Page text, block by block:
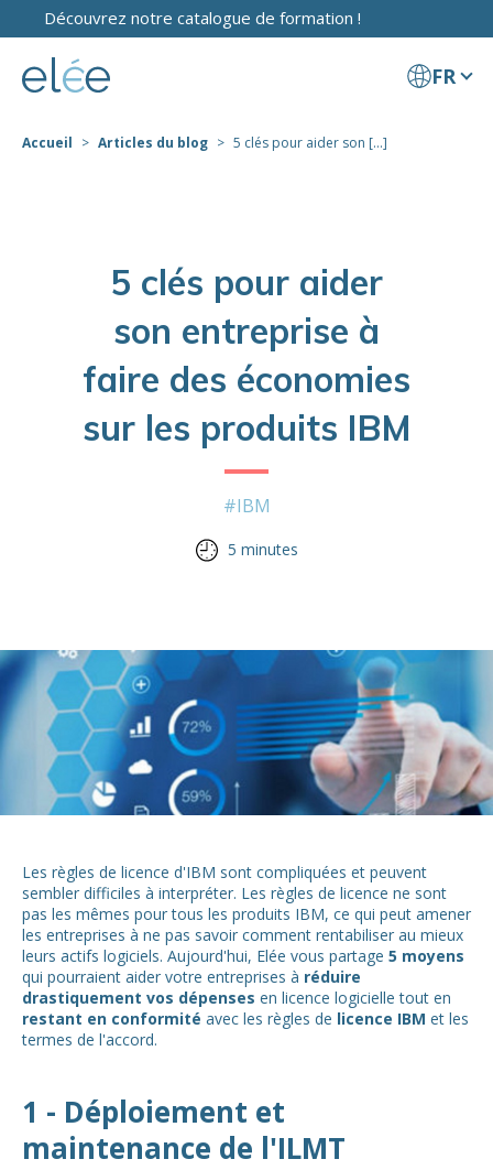
Découvrez notre catalogue de formation !
FR
Accueil Articles du blog 5 clés pour aider son [...]
5 clés pour aider
son entreprise à
faire des économies
sur les produits IBM
#IBM
5 minutes
Les règles de licence d'IBM sont compliquées et peuvent
sembler difficiles à interpréter. Les règles de licence ne sont
pas les mêmes pour tous les produits IBM, ce qui peut amener
les entreprises à ne pas savoir comment rentabiliser au mieux
leurs actifs logiciels. Aujourd'hui, Elée vous partage 5 moyens
qui pourraient aider votre entreprises à réduire
drastiquement vos dépenses en licence logicielle tout en
restant en conformité avec les règles de licence IBM et les
termes de l'accord.
1 - Déploiement et
maintenance de l'ILMT